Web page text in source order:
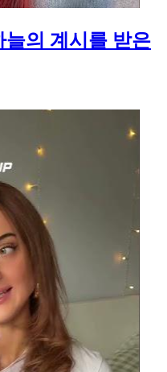
늘의 계시를 받은